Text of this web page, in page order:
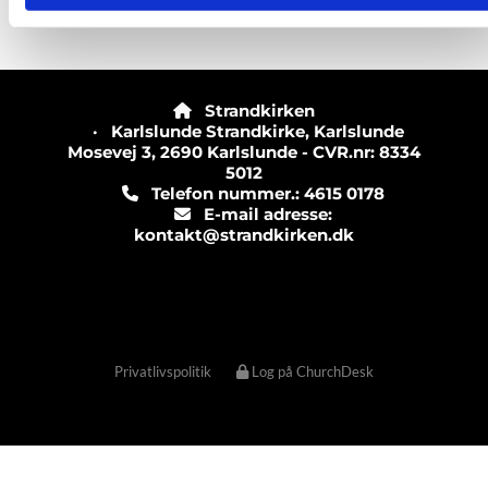

Strandkirken
· Karlslunde Strandkirke, Karlslunde
Mosevej 3, 2690 Karlslunde - CVR.nr: 8334
5012
Telefon nummer.: 4615 0178
E-mail adresse:
kontakt@strandkirken.dk
Privatlivspolitik Log på ChurchDesk